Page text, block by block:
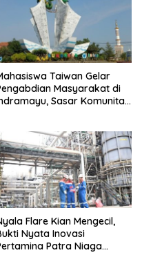
Taiwan Gelar
Masyarakat di
Sasar Komunitas
Flare Kian Mengecil,
Nyata Inovasi
Patra Niaga